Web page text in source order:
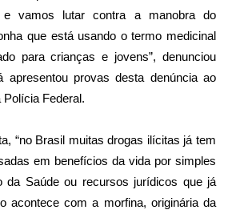
e vamos lutar contra a manobra do
que está usando o termo medicinal
para crianças e jovens”, denunciou
apresentou provas desta denúncia ao
Polícia Federal.
“no Brasil muitas drogas ilícitas já tem
em benefícios da vida por simples
da Saúde ou recursos jurídicos que já
acontece com a morfina, originária da